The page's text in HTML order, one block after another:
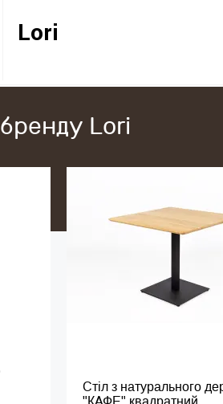
Lori
Lori
Стіл з натурального
"КАФЕ" квадратний